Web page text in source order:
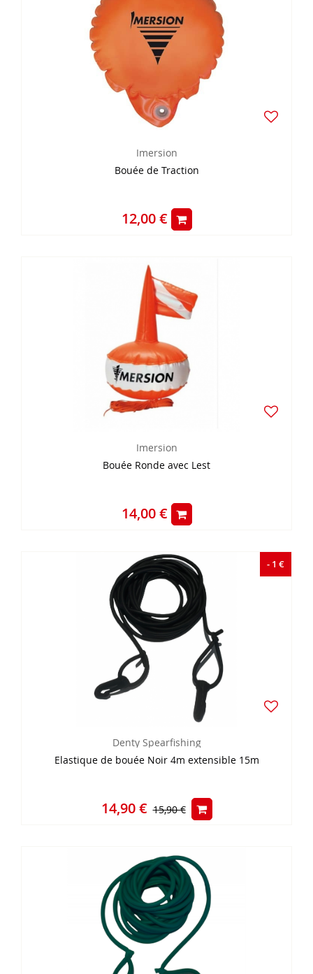
Imersion
Bouée de Traction
12,00 €
Imersion
Bouée Ronde avec Lest
14,00 €
- 1 €
Denty Spearfishing
Elastique de bouée Noir 4m extensible 15m
14,90 € 15,90 €